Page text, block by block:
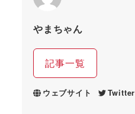
やまちゃん
記事一覧
ウェブサイト Twitter